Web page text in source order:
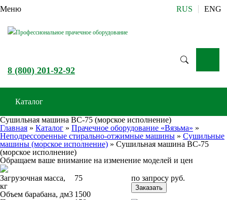
Меню RUS ENG
Профессиональное прачечное оборудование
8 (800) 201-92-92
Каталог
Сушильная машина ВС-75 (морское исполнение)
Главная » Каталог » Прачечное оборудование «Вязьма» »
Неподрессоренные стирально-отжимные машины » Сушильные
машины (морское исполнение) » Сушильная машина ВС-75
(морское исполнение)
Обращаем ваше внимание на изменение моделей и цен
Загрузочная масса,
кг
75
Объем барабана, дм3 1500
по запросу руб.
Заказать